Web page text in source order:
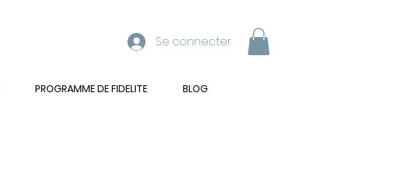
Se connecter
PROGRAMME DE FIDELITE BLOG